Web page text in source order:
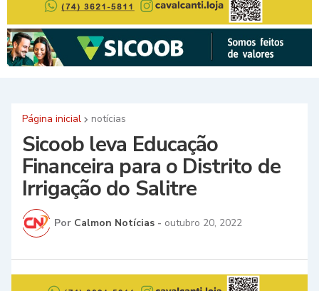
Página inicial notícias
Sicoob leva Educação
Financeira para o Distrito de
Irrigação do Salitre
Por Calmon Notícias - outubro 20, 2022